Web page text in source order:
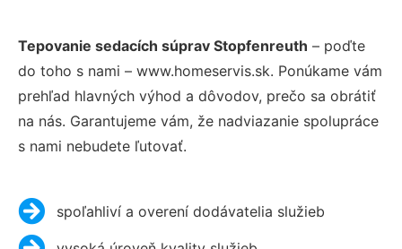
Tepovanie sedacích súprav Stopfenreuth – poďte
do toho s nami – www.homeservis.sk. Ponúkame vám
prehľad hlavných výhod a dôvodov, prečo sa obrátiť
na nás. Garantujeme vám, že nadviazanie spolupráce
s nami nebudete ľutovať.
spoľahliví a overení dodávatelia služieb